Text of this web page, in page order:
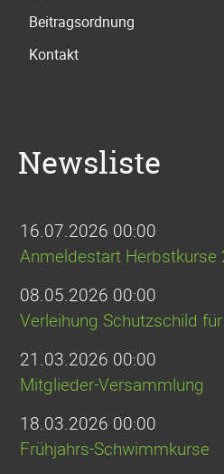
Beitragsordnung
Kontakt
Newsliste
16.07.2026 00:00
Anmeldestart Herbstkurse
08.05.2026 00:00
Verleihung Schutzschild
21.03.2026 00:00
Mitglieder-Versammlung
18.03.2026 00:00
Frühjahrs-Schwimmkurse